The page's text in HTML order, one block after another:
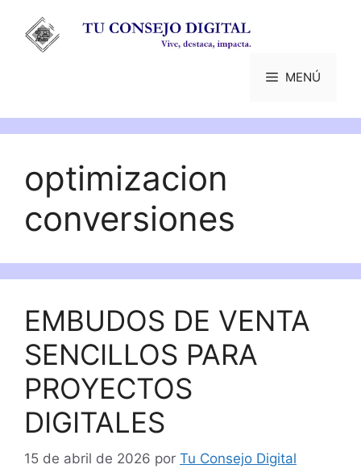
contenido
MENÚ
optimizacion
conversiones
EMBUDOS DE VENTA
SENCILLOS PARA
PROYECTOS
DIGITALES
15 de abril de 2026 por Tu Consejo Digital